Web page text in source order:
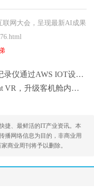
网大会，呈现最新AI成果
IOT设备及AWS KVS认证
升级客机舱内娱乐体验
捷、最鲜活的IT产业资讯。本
播网络信息为目的，非商业用
商业周刊将予以删除。